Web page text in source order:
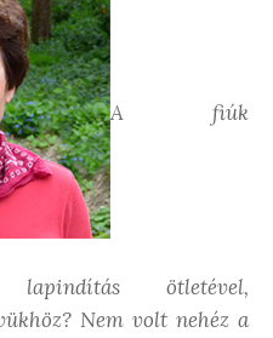
A fiúk
ötletével,
Nem volt nehéz a